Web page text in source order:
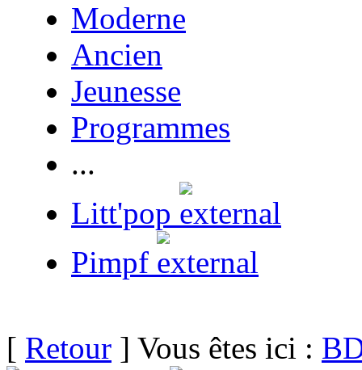
Moderne
Ancien
Jeunesse
Programmes
...
Litt'pop
Pimpf
[ Retour ] Vous êtes ici :